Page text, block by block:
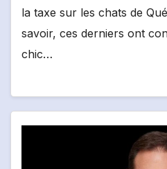
la taxe sur les chats de
savoir, ces derniers ont
chic…